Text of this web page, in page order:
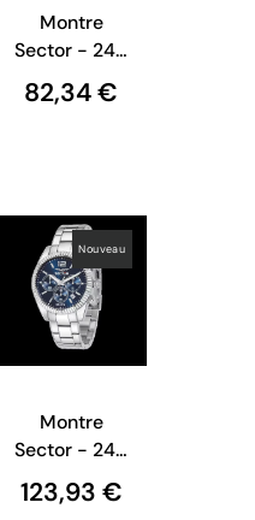
Montre
Sector - 240
- Argent et
Bleu -
82,34 €
Nouveau
Montre
Sector - 240
-
Chronographe
123,93 €